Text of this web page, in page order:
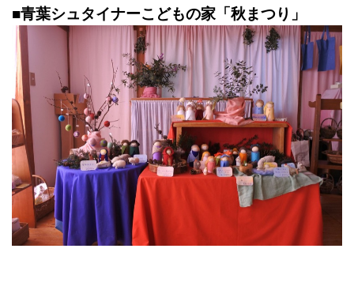
■青葉シュタイナーこどもの家「秋まつり」